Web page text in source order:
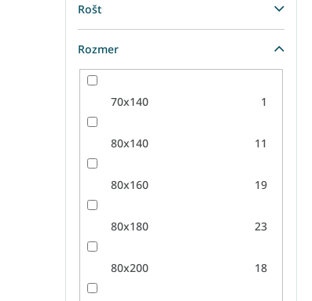
Rošt
Rozmer
70x140 1
80x140 11
80x160 19
80x180 23
80x200 18